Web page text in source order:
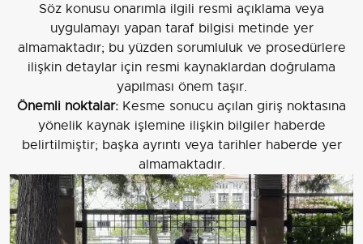
Söz konusu onarımla ilgili resmi açıklama veya
uygulamayı yapan taraf bilgisi metinde yer
almamaktadır; bu yüzden sorumluluk ve prosedürlere
ilişkin detaylar için resmi kaynaklardan doğrulama
yapılması önem taşır.
Önemli noktalar: Kesme sonucu açılan giriş noktasına
yönelik kaynak işlemine ilişkin bilgiler haberde
belirtilmiştir; başka ayrıntı veya tarihler haberde yer
almamaktadır.